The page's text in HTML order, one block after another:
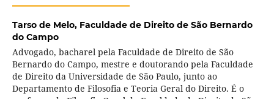
Tarso de Melo, Faculdade de Direito de São Bernardo
do Campo
Advogado, bacharel pela Faculdade de Direito de São
Bernardo do Campo, mestre e doutorando pela Faculdade
de Direito da Universidade de São Paulo, junto ao
Departamento de Filosofia e Teoria Geral do Direito. É o